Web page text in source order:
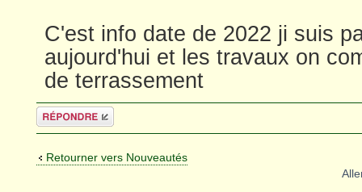
C'est info date de 2022 ji suis
aujourd'hui et les travaux on
de terrassement
Répondre
Retourner vers Nouveautés